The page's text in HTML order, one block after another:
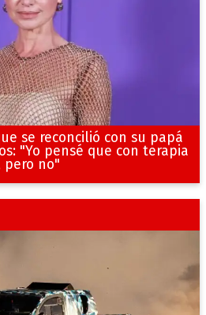
se reconcilió con su papá
"Yo pensé que con terapia
pero no"